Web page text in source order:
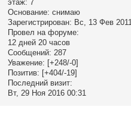
этаж: 7
Основание: снимаю
Зарегистрирован: Вс, 13 Фев 2011
Провел на форуме:
12 дней 20 часов
Сообщений: 287
Уважение: [+248/-0]
Позитив: [+404/-19]
Последний визит:
Вт, 29 Ноя 2016 00:31